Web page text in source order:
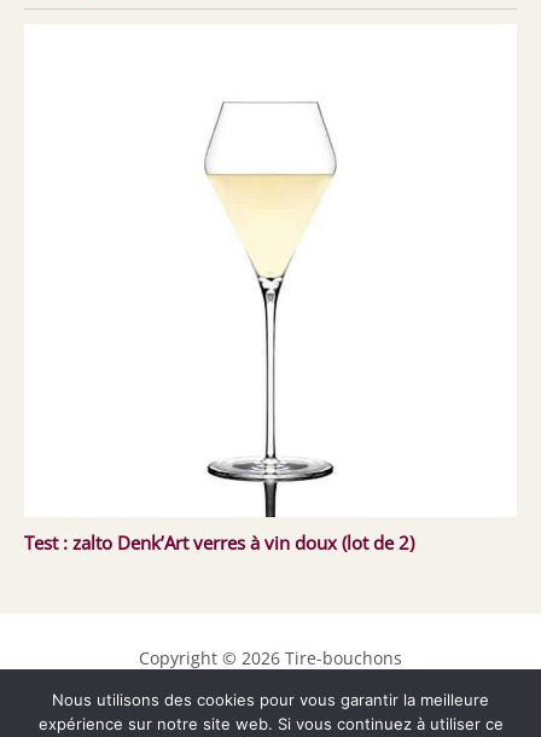
Test : zalto Denk’Art verres à vin doux (lot de 2)
Copyright © 2026 Tire-bouchons
Contact
Nous utilisons des cookies pour vous garantir la meilleure
expérience sur notre site web. Si vous continuez à utiliser ce